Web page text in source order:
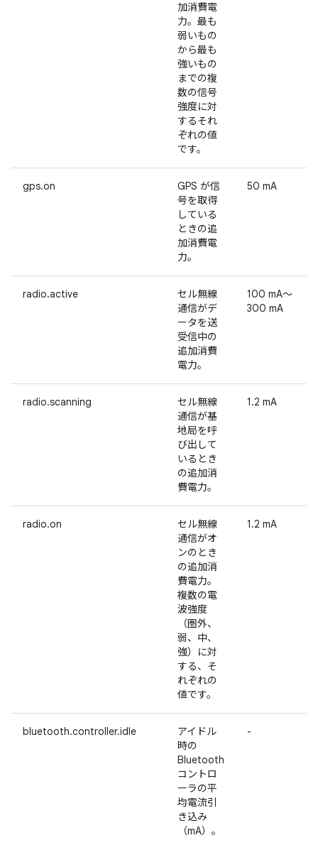
加消費電
力。最も
弱いもの
から最も
強いもの
までの複
数の信号
強度に対
するそれ
ぞれの値
です。
gps.on
GPS が信
号を取得
している
ときの追
加消費電
力。
50 mA
radio.active
セル無線
通信がデ
ータを送
受信中の
追加消費
電力。
100 mA～
300 mA
radio.scanning
セル無線
通信が基
地局を呼
び出して
いるとき
の追加消
費電力。
1.2 mA
radio.on
セル無線
通信がオ
ンのとき
の追加消
費電力。
複数の電
波強度
（圏外、
弱、中、
強）に対
する、そ
れぞれの
値です。
1.2 mA
bluetooth.controller.idle
アイドル
時の
Bluetooth
コントロ
ーラの平
均電流引
き込み
（mA）。
-